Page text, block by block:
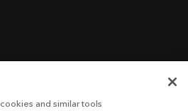
and similar tools